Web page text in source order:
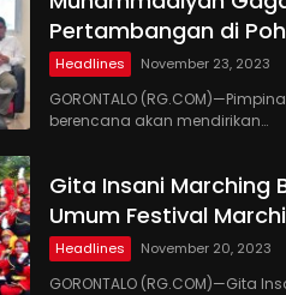
Pertambangan di
Headlines November 23, 2023
GORONTALO
berencana akan mendirikan…
Gita Insani Marching
Umum Festival
Headlines November 20, 2023
GORONTALO (RG.COM)—Gita